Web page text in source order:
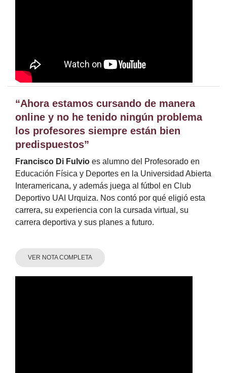
“Ahora estamos cursando de manera
online y no he tenido ningún problema
los profesores siempre están bien
predispuestos”
Francisco Di Fulvio es alumno del Profesorado en
Educación Física y Deportes en la Universidad Abierta
Interamericana, y además juega al fútbol en Club
Deportivo UAI Urquiza. Nos contó por qué eligió esta
carrera, su experiencia con la cursada virtual, su
carrera deportiva y sus planes a futuro.
VER NOTA COMPLETA